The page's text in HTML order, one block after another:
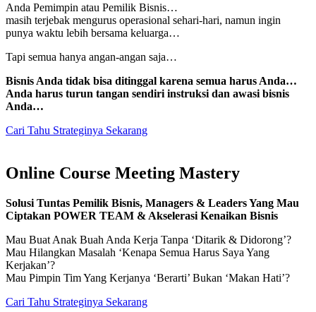
Anda Pemimpin atau Pemilik Bisnis…
masih terjebak mengurus operasional sehari-hari, namun ingin
punya waktu lebih bersama keluarga…
Tapi semua hanya angan-angan saja…
Bisnis Anda tidak bisa ditinggal karena semua harus Anda…
Anda harus turun tangan sendiri instruksi dan awasi bisnis
Anda…
Cari Tahu Strateginya Sekarang
Online Course Meeting Mastery
Solusi Tuntas Pemilik Bisnis, Managers & Leaders Yang Mau
Ciptakan POWER TEAM & Akselerasi Kenaikan Bisnis
Mau Buat Anak Buah Anda Kerja Tanpa ‘Ditarik & Didorong’?
Mau Hilangkan Masalah ‘Kenapa Semua Harus Saya Yang
Kerjakan’?
Mau Pimpin Tim Yang Kerjanya ‘Berarti’ Bukan ‘Makan Hati’?
Cari Tahu Strateginya Sekarang